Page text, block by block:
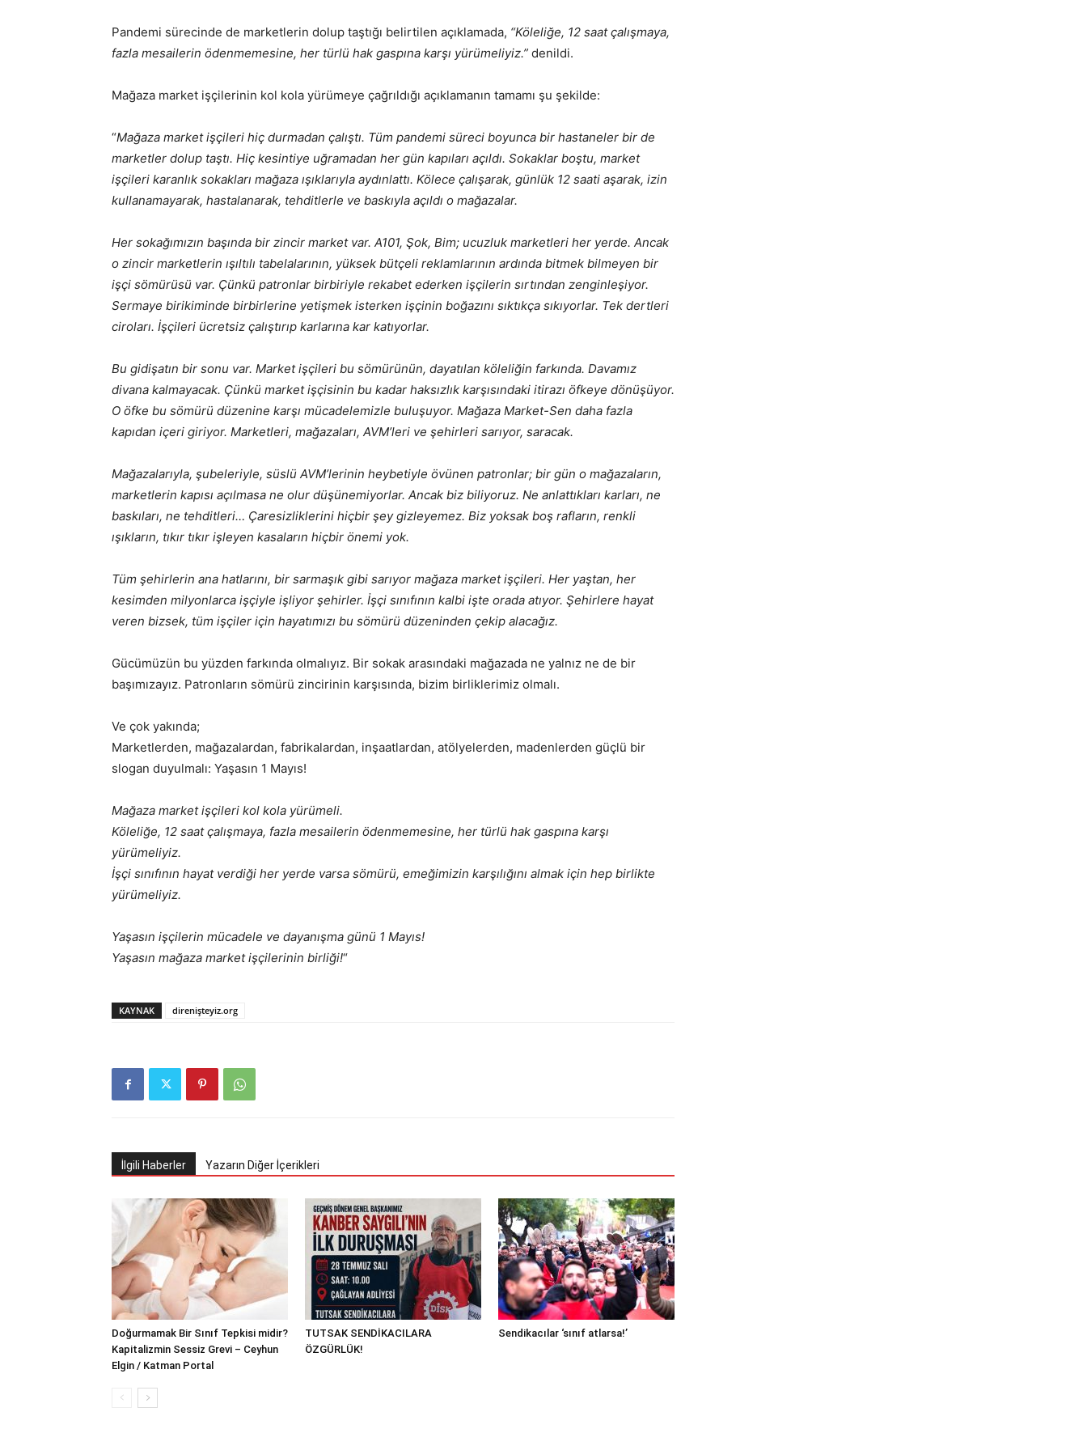
Pandemi sürecinde de marketlerin dolup taştığı belirtilen açıklamada, “Köleliğe, 12 saat çalışmaya,
fazla mesailerin ödenmemesine, her türlü hak gaspına karşı yürümeliyiz.” denildi.
Mağaza market işçilerinin kol kola yürümeye çağrıldığı açıklamanın tamamı şu şekilde:
“Mağaza market işçileri hiç durmadan çalıştı. Tüm pandemi süreci boyunca bir hastaneler bir de
marketler dolup taştı. Hiç kesintiye uğramadan her gün kapıları açıldı. Sokaklar boştu, market
işçileri karanlık sokakları mağaza ışıklarıyla aydınlattı. Kölece çalışarak, günlük 12 saati aşarak, izin
kullanamayarak, hastalanarak, tehditlerle ve baskıyla açıldı o mağazalar.
Her sokağımızın başında bir zincir market var. A101, Şok, Bim; ucuzluk marketleri her yerde. Ancak
o zincir marketlerin ışıltılı tabelalarının, yüksek bütçeli reklamlarının ardında bitmek bilmeyen bir
işçi sömürüsü var. Çünkü patronlar birbiriyle rekabet ederken işçilerin sırtından zenginleşiyor.
Sermaye birikiminde birbirlerine yetişmek isterken işçinin boğazını sıktıkça sıkıyorlar. Tek dertleri
ciroları. İşçileri ücretsiz çalıştırıp karlarına kar katıyorlar.
Bu gidişatın bir sonu var. Market işçileri bu sömürünün, dayatılan köleliğin farkında. Davamız
divana kalmayacak. Çünkü market işçisinin bu kadar haksızlık karşısındaki itirazı öfkeye dönüşüyor.
O öfke bu sömürü düzenine karşı mücadelemizle buluşuyor. Mağaza Market-Sen daha fazla
kapıdan içeri giriyor. Marketleri, mağazaları, AVM’leri ve şehirleri sarıyor, saracak.
Mağazalarıyla, şubeleriyle, süslü AVM’lerinin heybetiyle övünen patronlar; bir gün o mağazaların,
marketlerin kapısı açılmasa ne olur düşünemiyorlar. Ancak biz biliyoruz. Ne anlattıkları karları, ne
baskıları, ne tehditleri… Çaresizliklerini hiçbir şey gizleyemez. Biz yoksak boş rafların, renkli
ışıkların, tıkır tıkır işleyen kasaların hiçbir önemi yok.
Tüm şehirlerin ana hatlarını, bir sarmaşık gibi sarıyor mağaza market işçileri. Her yaştan, her
kesimden milyonlarca işçiyle işliyor şehirler. İşçi sınıfının kalbi işte orada atıyor. Şehirlere hayat
veren bizsek, tüm işçiler için hayatımızı bu sömürü düzeninden çekip alacağız.
Gücümüzün bu yüzden farkında olmalıyız. Bir sokak arasındaki mağazada ne yalnız ne de bir
başımızayız. Patronların sömürü zincirinin karşısında, bizim birliklerimiz olmalı.
Ve çok yakında;
Marketlerden, mağazalardan, fabrikalardan, inşaatlardan, atölyelerden, madenlerden güçlü bir
slogan duyulmalı: Yaşasın 1 Mayıs!
Mağaza market işçileri kol kola yürümeli.
Köleliğe, 12 saat çalışmaya, fazla mesailerin ödenmemesine, her türlü hak gaspına karşı
yürümeliyiz.
İşçi sınıfının hayat verdiği her yerde varsa sömürü, emeğimizin karşılığını almak için hep birlikte
yürümeliyiz.
Yaşasın işçilerin mücadele ve dayanışma günü 1 Mayıs!
Yaşasın mağaza market işçilerinin birliği!“
KAYNAK direnişteyiz.org
İlgili Haberler Yazarın Diğer İçerikleri
Doğurmamak Bir Sınıf Tepkisi midir?
Kapitalizmin Sessiz Grevi – Ceyhun
Elgin / Katman Portal
TUTSAK SENDİKACILARA
ÖZGÜRLÜK!
Sendikacılar ‘sınıf atlarsa!’